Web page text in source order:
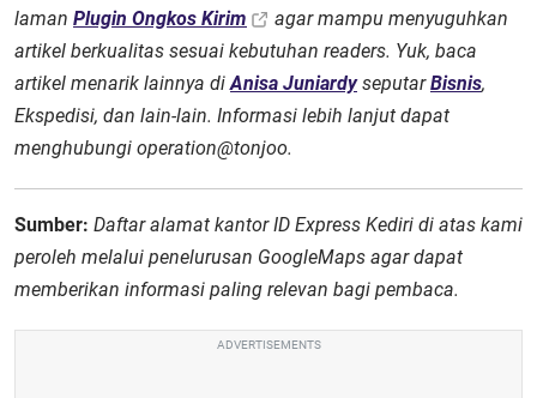
laman Plugin Ongkos Kirim
agar mampu menyuguhkan
artikel berkualitas sesuai kebutuhan readers. Yuk, baca
artikel menarik lainnya diAnisa JuniardyseputarBisnis,
Ekspedisi, dan lain-lain. Informasi lebih lanjut dapat
menghubungi operation@tonjoo.
Sumber: Daftar alamat kantor ID Express Kediri di atas kami
peroleh melalui penelurusan GoogleMaps agar dapat
memberikan informasi paling relevan bagi pembaca.
ADVERTISEMENTS